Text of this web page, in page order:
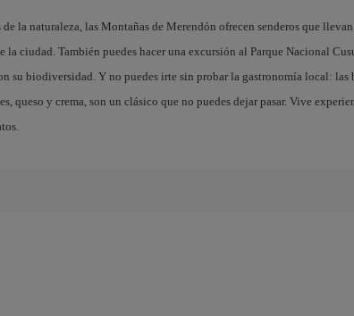
de la naturaleza, las Montañas de Merendón ofrecen senderos que
la ciudad. También puedes hacer una excursión al Parque Nacional
su biodiversidad. Y no puedes irte sin probar la gastronomía local: las
queso y crema, son un clásico que no puedes dejar pasar. Vive